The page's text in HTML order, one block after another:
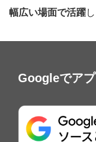
幅広い場面で活躍
Googleでア